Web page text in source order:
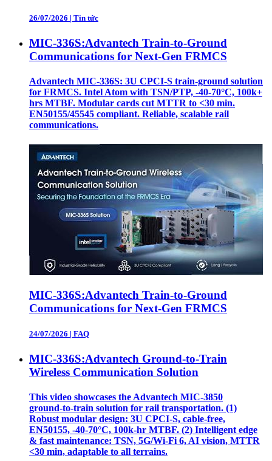
26/07/2026 | Tin tức
MIC-336S:Advantech Train-to-Ground
Communications for Next-Gen FRMCS
Advantech MIC-336S: 3U CPCI-S train‑ground solution
for FRMCS. Intel Atom with TSN/PTP, -40‑70°C, 100k+
hrs MTBF. Modular cards cut MTTR to <30 min.
EN50155/45545 compliant. Reliable, scalable rail
communications.
MIC-336S:Advantech Train-to-Ground
Communications for Next-Gen FRMCS
24/07/2026 | FAQ
MIC-336S:Advantech Ground-to-Train
Wireless Communication Solution
This video showcases the Advantech MIC‑3850
ground‑to‑train solution for rail transportation. (1)
Robust modular design: 3U CPCI‑S, cable‑free,
EN50155, ‑40‑70°C, 100k‑hr MTBF. (2) Intelligent edge
& fast maintenance: TSN, 5G/Wi‑Fi 6, AI vision, MTTR
<30 min, adaptable to all terrains.